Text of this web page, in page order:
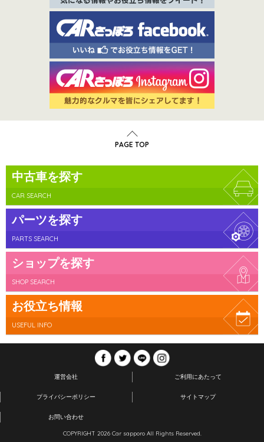
PAGE TOP
中古車を探す
CAR SEARCH
パーツを探す
PARTS SEARCH
ショップを探す
SHOP SEARCH
お役立ち情報
USEFUL INFO
運営会社 ご利用にあたって
プライバシーポリシー サイトマップ
お問い合わせ
COPYRIGHT 2026 Car sapporo All Rights Reserved.